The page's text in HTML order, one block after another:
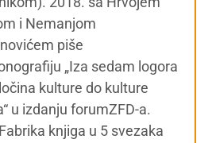
i Nemanjom
piše
„Iza sedam logora
kulture do kulture
u izdanju forumZFD-a.
knjiga u 5 svezaka